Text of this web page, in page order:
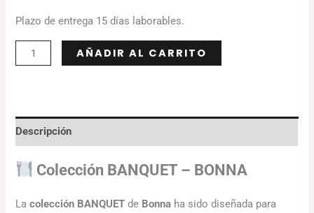
Plazo de entrega 15 días laborables.
AÑADIR AL CARRITO
Descripción
Colección BANQUET – BONNA
Lacolección BANQUET de Bonna ha sido diseñada para